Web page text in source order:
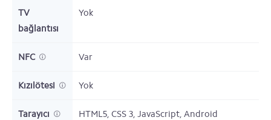
TV
bağlantısı
Yok
NFC Var
Kızılötesi Yok
Tarayıcı
HTML5, CSS 3, JavaScript, Android